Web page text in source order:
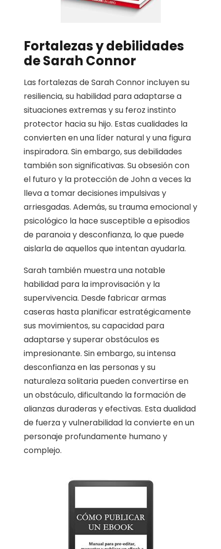
Fortalezas y debilidades
de Sarah Connor
Las fortalezas de Sarah Connor incluyen su
resiliencia, su habilidad para adaptarse a
situaciones extremas y su feroz instinto
protector hacia su hijo. Estas cualidades la
convierten en una líder natural y una figura
inspiradora. Sin embargo, sus debilidades
también son significativas. Su obsesión con
el futuro y la protección de John a veces la
lleva a tomar decisiones impulsivas y
arriesgadas. Además, su trauma emocional y
psicológico la hace susceptible a episodios
de paranoia y desconfianza, lo que puede
aislarla de aquellos que intentan ayudarla.
Sarah también muestra una notable
habilidad para la improvisación y la
supervivencia. Desde fabricar armas
caseras hasta planificar estratégicamente
sus movimientos, su capacidad para
adaptarse y superar obstáculos es
impresionante. Sin embargo, su intensa
desconfianza en las personas y su
naturaleza solitaria pueden convertirse en
un obstáculo, dificultando la formación de
alianzas duraderas y efectivas. Esta dualidad
de fuerza y vulnerabilidad la convierte en un
personaje profundamente humano y
complejo.